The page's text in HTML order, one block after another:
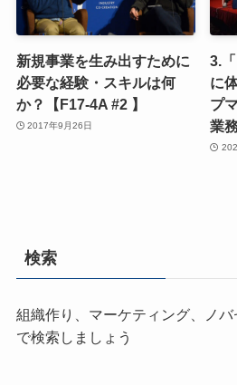
新規事業を生み出すために
必要な経験・スキルは何
か？【F17-4A #2 】
2017年9月26日
3.
に
プ
業
検索
組織作り、マーケティング、ノ
で検索しましょう